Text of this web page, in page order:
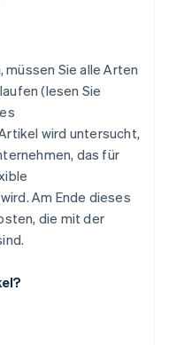
müssen Sie alle Arten
(lesen Sie
wird untersucht,
das für
Am Ende dieses
die mit der